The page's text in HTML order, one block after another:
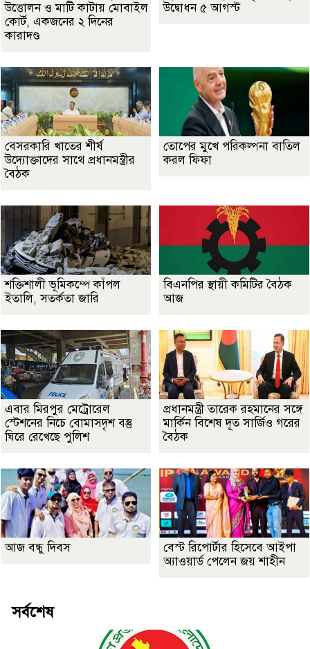
উত্তোলন ও মাটি কাটায় মোবাইল
কোর্ট, একজনের ২ দিনের
কারাদণ্ড
উদ্বোধন ৫ আগস্ট
বেসরকারি খাতের শীর্ষ
উদ্যোক্তাদের সাথে প্রধানমন্ত্রীর
বৈঠক
তোপের মুখে পরিকল্পনা বাতিল
করল ফিফা
শক্তিশালী ভূমিকম্পে কাঁপল
ইতালি, সতর্কতা জারি
বিএনপির স্থায়ী কমিটির বৈঠক
আজ
এবার মিরপুর মেট্রোরেল
স্টেশনের নিচে বোমাসদৃশ বস্তু
ঘিরে রেখেছে পুলিশ
প্রধানমন্ত্রী তারেক রহমানের সঙ্গে
মার্কিন বিশেষ দূত সার্জিও গরের
বৈঠক
আজ বন্ধু দিবস
বেস্ট রিপোর্টার হিসেবে আইপা
অ্যাওয়ার্ড পেলেন জয় শাহীন
সর্বশেষ